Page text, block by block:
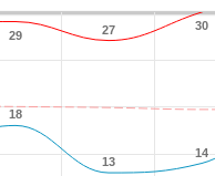
29
29 27
27 30
30
18
18
13
13
14
14